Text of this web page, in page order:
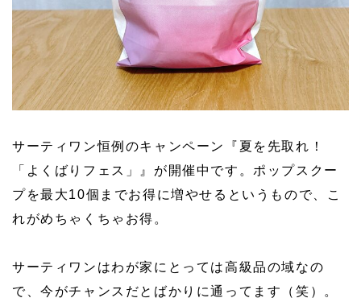
サーティワン恒例のキャンペーン『夏を先取れ！
「よくばりフェス」』が開催中です。ポップスクー
プを最大10個までお得に増やせるというもので、こ
れがめちゃくちゃお得。
サーティワンはわが家にとっては高級品の域なの
で、今がチャンスだとばかりに通ってます（笑）。